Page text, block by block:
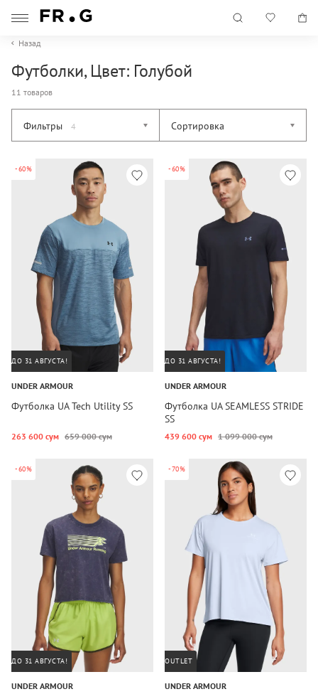
Назад
Футболки, Цвет: Голубой
11 товаров
Фильтры 4 Сортировка
-60%
ДО 31 АВГУСТА!
UNDER ARMOUR
Футболка UA Tech Utility SS
263 600 сум 659 000 сум
-60%
ДО 31 АВГУСТА!
UNDER ARMOUR
Футболка UA SEAMLESS STRIDE
SS
439 600 сум 1 099 000 сум
-60%
ДО 31 АВГУСТА!
UNDER ARMOUR
-70%
OUTLET
UNDER ARMOUR